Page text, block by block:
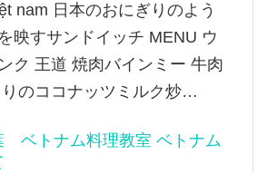
日本のおにぎりのよう
映すサンドイッチ MENU ウ
ク 王道 焼肉バインミー 牛肉
のココナッツミルク炒…
ベトナム料理教室 ベトナム